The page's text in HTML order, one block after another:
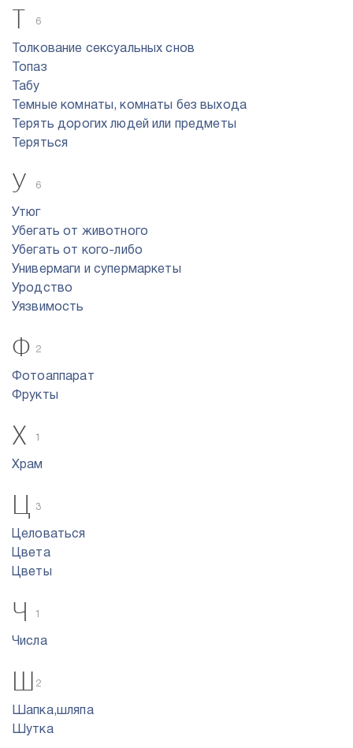
Т 6
Толкование сексуальных снов
Топаз
Табу
Темные комнаты, комнаты без выхода
Терять дорогих людей или предметы
Теряться
У 6
Утюг
Убегать от животного
Убегать от кого-либо
Универмаги и супермаркеты
Уродство
Уязвимость
Ф 2
Фотоаппарат
Фрукты
Х 1
Храм
Ц 3
Целоваться
Цвета
Цветы
Ч 1
Числа
Ш 2
Шапка,шляпа
Шутка